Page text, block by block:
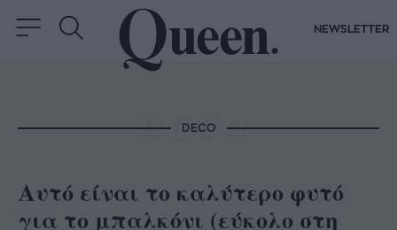
NEWSLETTER
DECO
Αυτό είναι το καλύτερο φυτό
για το μπαλκόνι (εύκολο στη